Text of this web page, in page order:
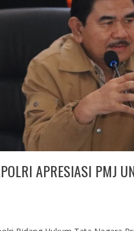
APRESIASI PMJ